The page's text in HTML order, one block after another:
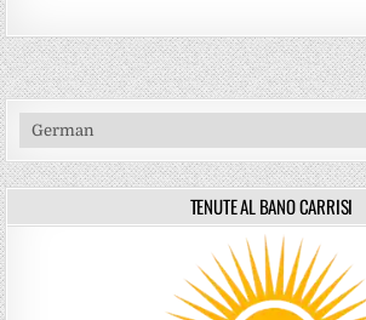
TENUTE AL BANO CARRISI